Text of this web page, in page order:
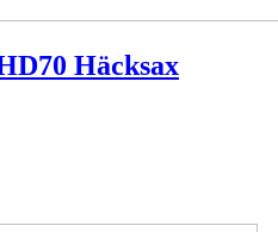
Häcksax